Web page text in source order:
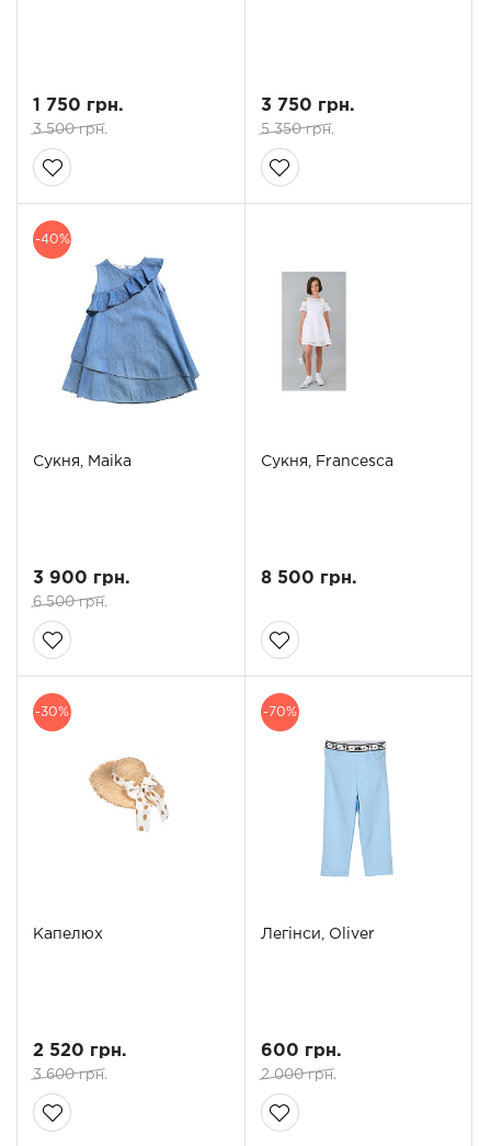
1 750 грн.
3 500 грн.
3 750 грн.
5 350 грн.
-40%
Сукня, Maika
3 900 грн.
6 500 грн.
Сукня, Francesca
8 500 грн.
-30%
Капелюх
2 520 грн.
3 600 грн.
-70%
Легінси, Oliver
600 грн.
2 000 грн.